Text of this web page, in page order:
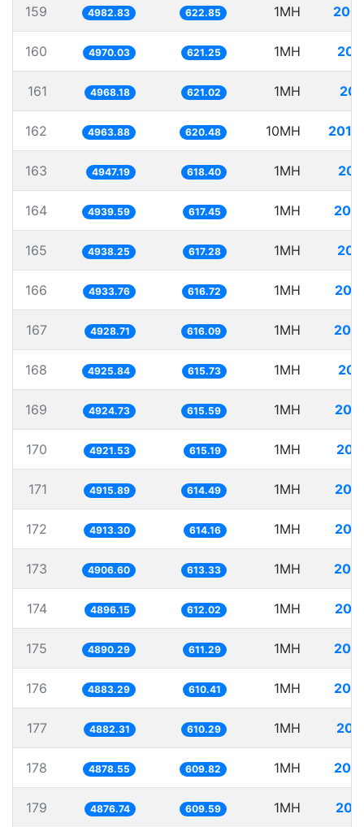
159 4982.83 622.85 1MH
160 4970.03 621.25 1MH
161 4968.18 621.02 1MH
162 4963.88 620.48 10MH
163 4947.19 618.40 1MH
164 4939.59 617.45 1MH
165 4938.25 617.28 1MH
166 4933.76 616.72 1MH
167 4928.71 616.09 1MH
168 4925.84 615.73 1MH
169 4924.73 615.59 1MH
170 4921.53 615.19 1MH
171 4915.89 614.49 1MH
172 4913.30 614.16 1MH
173 4906.60 613.33 1MH
174 4896.15 612.02 1MH
175 4890.29 611.29 1MH
176 4883.29 610.41 1MH
177 4882.31 610.29 1MH
178 4878.55 609.82 1MH
179 4876.74 609.59 1MH